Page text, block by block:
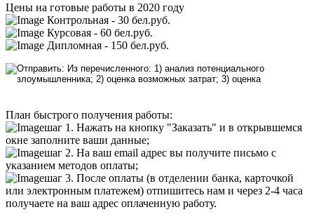
Цены на готовые работы в 2020 году
Контрольная - 30 бел.руб.
Курсовая - 60 бел.руб.
Дипломная - 150 бел.руб.
План быстрого получения работы:
шаг 1. Нажать на кнопку "Заказать" и в открывшемся
окне заполните ваши данные;
шаг 2. На ваш email адрес вы получите письмо с
указанием методов оплаты;
шаг 3. После оплаты (в отделении банка, карточкой
или электронным платежем) отпишитесь нам и через 2-4 часа
получаете на ваш адрес оплаченную работу.